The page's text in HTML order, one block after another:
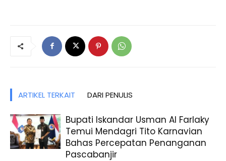
ARTIKEL TERKAIT DARI PENULIS
Bupati Iskandar Usman Al Farlaky
Temui Mendagri Tito Karnavian
Bahas Percepatan Penanganan
Pascabanjir